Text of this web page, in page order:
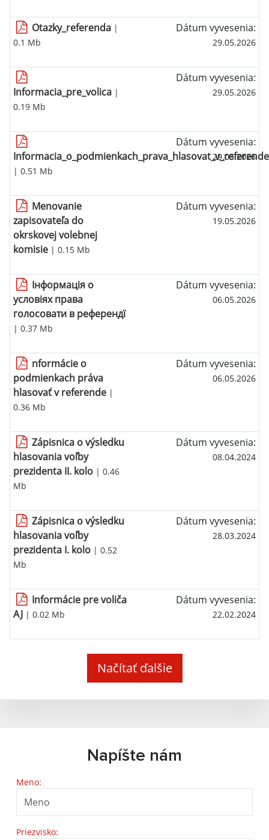
Otazky_referenda |
0.1 Mb
Dátum vyvesenia:
29.05.2026
Informacia_pre_volica |
0.19 Mb
Dátum vyvesenia:
29.05.2026
Informacia_o_podmienkach_prava_hlasovat_v_referende
| 0.51 Mb
Dátum vyvesenia:
29.05.2026
Menovanie
zapisovateľa do
okrskovej volebnej
komisie | 0.15 Mb
Dátum vyvesenia:
19.05.2026
Інформація о
условіях права
голосовати в референдї
| 0.37 Mb
Dátum vyvesenia:
06.05.2026
nformácie o
podmienkach práva
hlasovať v referende |
0.36 Mb
Dátum vyvesenia:
06.05.2026
Zápisnica o výsledku
hlasovania voľby
prezidenta II. kolo | 0.46
Mb
Dátum vyvesenia:
08.04.2024
Zápisnica o výsledku
hlasovania voľby
prezidenta I. kolo | 0.52
Mb
Dátum vyvesenia:
28.03.2024
Informácie pre voliča
AJ | 0.02 Mb
Dátum vyvesenia:
22.02.2024
Načítať ďalšie
Napíšte nám
Meno:
Priezvisko: